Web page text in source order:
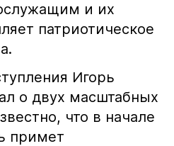
и их
патриотическое
Игорь
о двух масштабных
что в начале
примет